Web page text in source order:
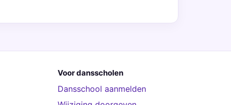
Voor dansscholen
Dansschool aanmelden